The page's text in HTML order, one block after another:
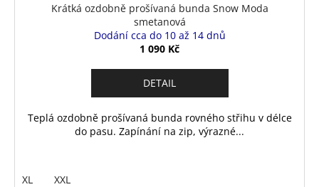
Krátká ozdobně prošívaná bunda Snow Moda
smetanová
Dodání cca do 10 až 14 dnů
1 090 Kč
DETAIL
Teplá ozdobně prošívaná bunda rovného střihu v délce
do pasu. Zapínání na zip, výrazné...
XL XXL